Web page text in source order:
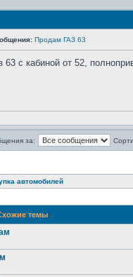
Продам ГАЗ 63
63 с кабиной от 52,
за:
автомобилей
темы